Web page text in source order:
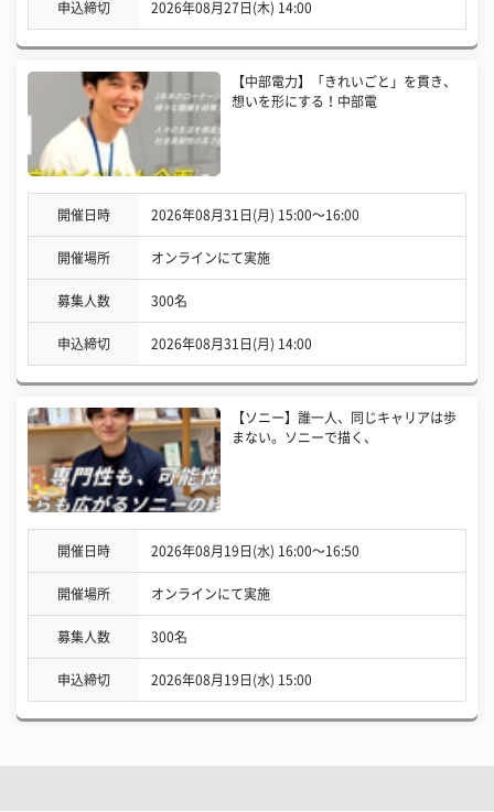
申込締切 2026年08月27日(木) 14:00
【中部電力】「きれいごと」を貫き、
想いを形にする！中部電
開催日時 2026年08月31日(月) 15:00〜16:00
開催場所 オンラインにて実施
募集人数 300名
申込締切 2026年08月31日(月) 14:00
【ソニー】誰一人、同じキャリアは歩
まない。ソニーで描く、
開催日時 2026年08月19日(水) 16:00〜16:50
開催場所 オンラインにて実施
募集人数 300名
申込締切 2026年08月19日(水) 15:00